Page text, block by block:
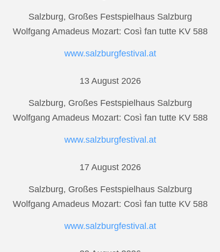
Salzburg, Großes Festspielhaus Salzburg
Wolfgang Amadeus Mozart: Così fan tutte KV 588
www.salzburgfestival.at
13 August 2026
Salzburg, Großes Festspielhaus Salzburg
Wolfgang Amadeus Mozart: Così fan tutte KV 588
www.salzburgfestival.at
17 August 2026
Salzburg, Großes Festspielhaus Salzburg
Wolfgang Amadeus Mozart: Così fan tutte KV 588
www.salzburgfestival.at